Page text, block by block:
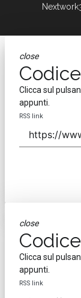
close
Clicca sul
appunti.
RSS link
close
Clicca sul
appunti.
RSS link